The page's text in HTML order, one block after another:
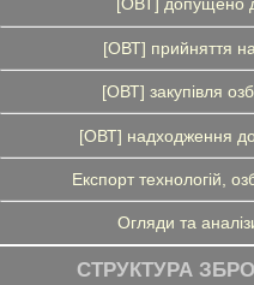
[ОВТ] допущено
[ОВТ] прийняття
[ОВТ] закупівля
[ОВТ] надходження
Експорт технологій,
Огляди та
СТРУКТУРА